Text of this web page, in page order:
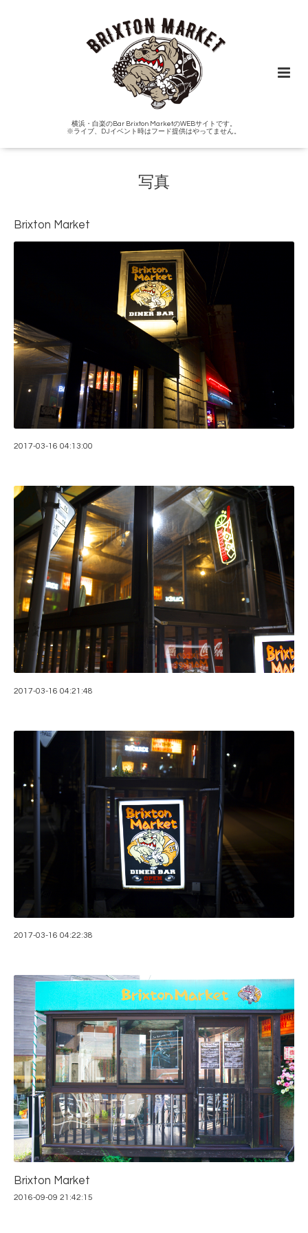
横浜・白楽のBar Brixton MarketのWEBサイトです。
※ライブ、DJイベント時はフード提供はやってません。
写真
Brixton Market
2017-03-16 04:13:00
2017-03-16 04:21:48
2017-03-16 04:22:38
Brixton Market
2016-09-09 21:42:15